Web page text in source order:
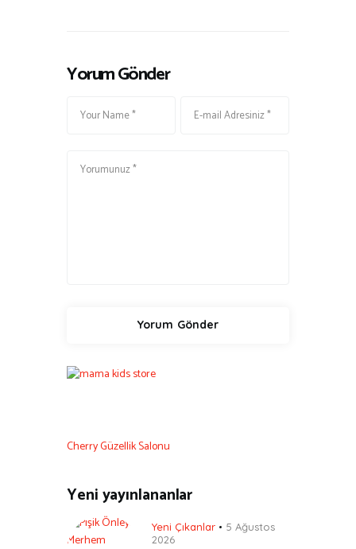
Yorum Gönder
Cherry Güzellik Salonu
Yeni yayınlananlar
Yeni Çıkanlar
5 Ağustos
2026